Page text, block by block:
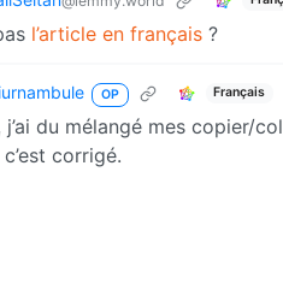
l’article en français ?
OP Français
j’ai du mélangé mes copier/
corrigé.